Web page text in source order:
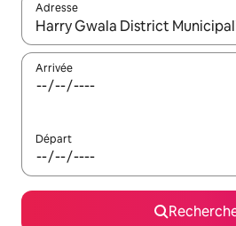
Adresse
Lorsque les résultats s'affichent,
Arrivée
Départ